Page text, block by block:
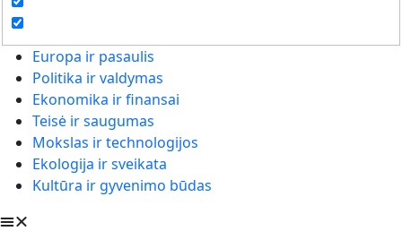
Europa ir pasaulis
Politika ir valdymas
Ekonomika ir finansai
Teisė ir saugumas
Mokslas ir technologijos
Ekologija ir sveikata
Kultūra ir gyvenimo būdas